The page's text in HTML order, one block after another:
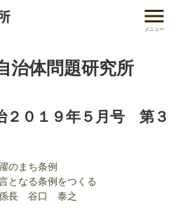
メニュー
治体問題研究所
２０１９年５月号 第３
のまち条例
となる条例をつくる
係長 谷口 泰之